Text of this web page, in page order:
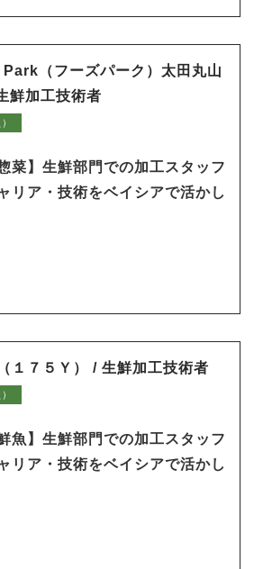
（フーズパーク）太田丸山
鮮加工技術者
菜】生鮮部門での加工スタッフ
リア・技術をベイシアで活かし
７５Ｙ） / 生鮮加工技術者
魚】生鮮部門での加工スタッフ
リア・技術をベイシアで活かし